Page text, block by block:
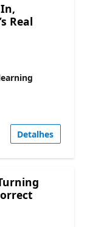
Real
Detalhes